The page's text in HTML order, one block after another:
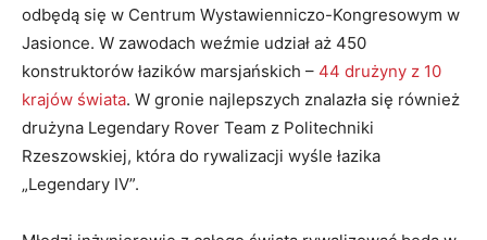
odbędą się w Centrum Wystawienniczo-Kongresowym w
Jasionce. W zawodach weźmie udział aż 450
konstruktorów łazików marsjańskich – 44 drużyny z 10
krajów świata. W gronie najlepszych znalazła się również
drużyna Legendary Rover Team z Politechniki
Rzeszowskiej, która do rywalizacji wyśle łazika
„Legendary IV”.